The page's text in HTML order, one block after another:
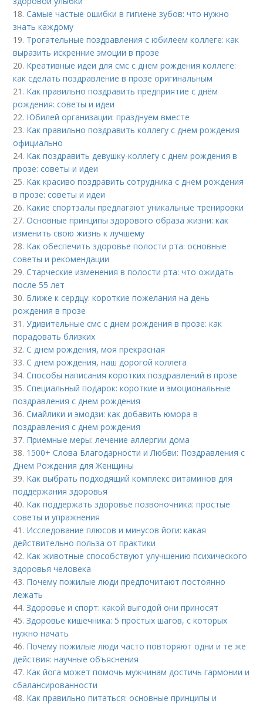
18.Самые частые ошибки в гигиене зубов: что нужно
знать каждому
19. Трогательные поздравления с юбилеем коллеге: как
выразить искренние эмоции в прозе
20. Креативные идеи для смс с днем рождения коллеге:
как сделать поздравление в прозе оригинальным
21. Как правильно поздравить предприятие с днём
рождения: советы и идеи
22. Юбилей организации: празднуем вместе
23. Как правильно поздравить коллегу с днем рождения
официально
24. Как поздравить девушку-коллегу с днем рождения в
прозе: советы и идеи
25. Как красиво поздравить сотрудника с днем рождения
в прозе: советы и идеи
26. Какие спортзалы предлагают уникальные тренировки
27.Основные принципы здорового образа жизни: как
изменить свою жизнь к лучшему
28. Как обеспечить здоровье полости рта: основные
советы и рекомендации
29.Старческие изменения в полости рта: что ожидать
после 55 лет
30. Ближе к сердцу: короткие пожелания на день
рождения в прозе
31.Удивительные смс с днем рождения в прозе: как
порадовать близких
32.С днем рождения, моя прекрасная
33.С днем рождения, наш дорогой коллега
34.Способы написания коротких поздравлений в прозе
35.Специальный подарок: короткие и эмоциональные
поздравления с днем рождения
36.Смайлики и эмодзи: как добавить юмора в
поздравления с днем рождения
37. Приемные меры: лечение аллергии дома
38. 1500+ Слова Благодарности и Любви: Поздравления с
Днем Рождения для Женщины
39. Как выбрать подходящий комплекс витаминов для
поддержания здоровья
40. Как поддержать здоровье позвоночника: простые
советы и упражнения
41. Исследование плюсов и минусов йоги: какая
действительно польза от практики
42. Как животные способствуют улучшению психического
здоровья человека
43. Почему пожилые люди предпочитают постоянно
лежать
44.Здоровье и спорт: какой выгодой они приносят
45.Здоровье кишечника: 5 простых шагов, с которых
нужно начать
46. Почему пожилые люди часто повторяют одни и те же
действия: научные объяснения
47. Как йога может помочь мужчинам достичь гармонии и
сбалансированности
48. Как правильно питаться: основные принципы и